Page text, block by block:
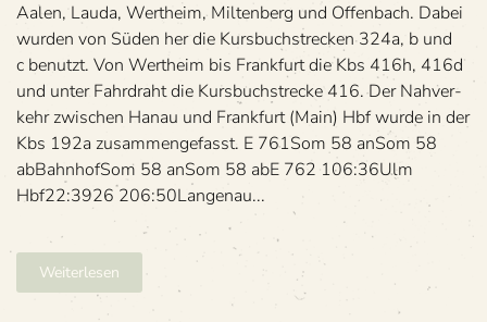
Aalen, Lauda, Wert­heim, Mil­ten­berg und Offen­bach. Dabei
wur­den von Süden her die Kurs­buch­stre­cken 324a, b und
c benutzt. Von Wert­heim bis Frank­furt die Kbs 416h, 416d
und unter Fahr­draht die Kurs­buch­stre­cke 416. Der Nah­ver­
kehr zwi­schen Hanau und Frank­furt (Main) Hbf wurde in der
Kbs 192a zusammengefasst. E 761Som 58 anSom 58
abBahn­hofSom 58 anSom 58 abE 762 106:36Ulm
Hbf22:3926 206:50Lan­ge­nau...
Weiterlesen